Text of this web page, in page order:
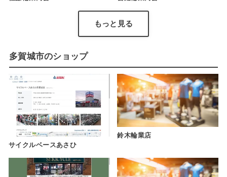
もっと見る
多賀城市のショップ
サイクルベースあさひ
鈴木輪業店